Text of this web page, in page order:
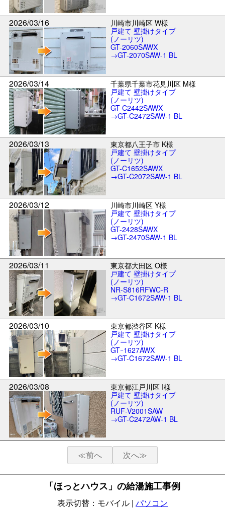
2026/03/16
川崎市川崎区 W様
戸建て 壁掛けタイプ
(ノーリツ)
GT-2060SAWX
→GT-2070SAW-1 BL
2026/03/14
千葉県千葉市花見川区 M様
戸建て 壁掛けタイプ
(ノーリツ)
GT-C2442SAWX
→GT-C2472SAW-1 BL
2026/03/13
東京都八王子市 K様
戸建て 壁掛けタイプ
(ノーリツ)
GT-C1652SAWX
→GT-C2072SAW-1 BL
2026/03/12
川崎市川崎区 Y様
戸建て 壁掛けタイプ
(ノーリツ)
GT-2428SAWX
→GT-2470SAW-1 BL
2026/03/11
東京都大田区 O様
戸建て 壁掛けタイプ
(ノーリツ)
NR-S816RFWC-R
→GT-C1672SAW-1 BL
2026/03/10
東京都渋谷区 K様
戸建て 壁掛けタイプ
(ノーリツ)
GTｰ1627AWX
→GT-C1672SAW-1 BL
2026/03/08
東京都江戸川区 I様
戸建て 壁掛けタイプ
(ノーリツ)
RUF-V2001SAW
→GT-C2472AW-1 BL
≪前へ 次へ≫
「ほっとハウス」の給湯施工事例
表示切替：モバイル | パソコン